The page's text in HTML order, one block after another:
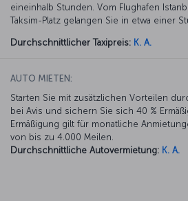
eineinhalb Stunden. Vom Flughafen
Taksim-Platz gelangen Sie in etwa einer
Durchschnittlicher Taxipreis: K. A.
AUTO MIETEN:
Starten Sie mit zusätzlichen Vorteilen
bei Avis und sichern Sie sich 40 %
Ermäßigung gilt für monatliche
von bis zu 4.000 Meilen.
Durchschnittliche Autovermietung: K. A.